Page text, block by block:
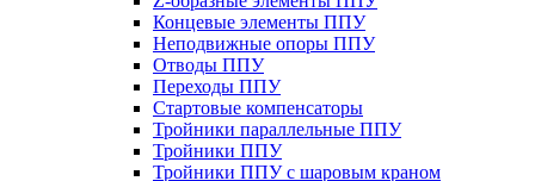
Концевые элементы ППУ
Неподвижные опоры ППУ
Отводы ППУ
Переходы ППУ
Стартовые компенсаторы
Тройники параллельные ППУ
Тройники ППУ
Тройники ППУ с шаровым краном